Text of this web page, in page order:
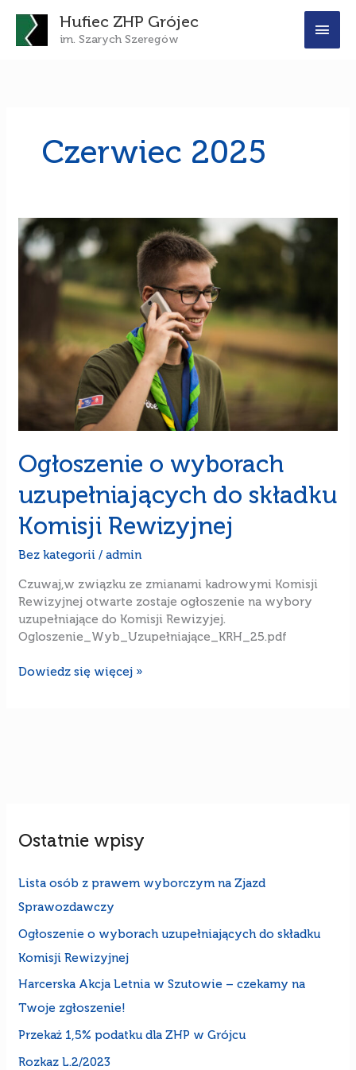
treści
Hufiec ZHP Grójec
im. Szarych Szeregów
Czerwiec 2025
Ogłoszenie o wyborach
uzupełniających do składku
Komisji Rewizyjnej
Bez kategorii /admin
Czuwaj,w związku ze zmianami kadrowymi Komisji
Rewizyjnej otwarte zostaje ogłoszenie na wybory
uzupełniające do Komisji Rewizyjej.
Ogloszenie_Wyb_Uzupełniające_KRH_25.pdf
Ogłoszenie
o
wyborach
uzupełniających
Rewizyjnej
Dowiedz się więcej »
Ostatnie wpisy
Lista osób z prawem wyborczym na Zjazd
Sprawozdawczy
Ogłoszenie o wyborach uzupełniających do składku
Komisji Rewizyjnej
Harcerska Akcja Letnia w Szutowie – czekamy na
Twoje zgłoszenie!
Przekaż 1,5% podatku dla ZHP w Grójcu
Rozkaz L.2/2023